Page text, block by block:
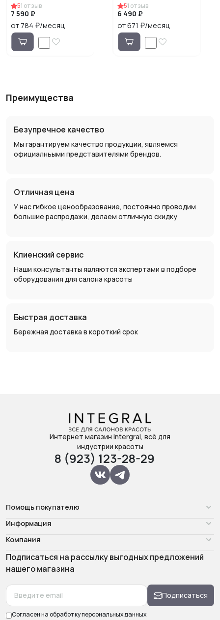
51 отзыв
7 590 ₽
от 784 ₽/месяц
51 отзыв
6 490 ₽
от 671 ₽/месяц
Преимущества
Безупречное качество
Мы гарантируем качество продукции, являемся
официалньыми представителями брендов.
Отличная цена
У нас гибкое ценообразование, постоянно проводим
большие распродажи, делаем отличную скидку
Клиенский сервис
Наши консультанты являются экспертами в подборе
оборудования для салона красоты
Быстрая доставка
Бережная доставка в короткий срок
Интернет магазин Intergral, всё для
индустрии красоты
8 (923) 123-28-29
Помощь покупателю
Информация
Компания
Подписаться на рассылку выгодных предложений
нашего магазина
Подписаться
Согласен на обработкуперсональных данных